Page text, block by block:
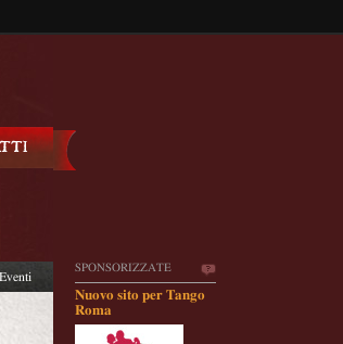
SPONSORIZZATE
Nuovo sito per Tango
Roma
Eventi